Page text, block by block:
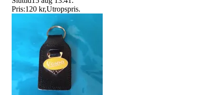
Pris:120 kr,Utropspris.